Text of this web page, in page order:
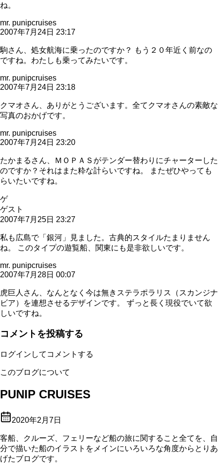
ね。
mr. punipcruises
2007年7月24日 23:17
駒さん、処女航海に乗ったのですか？ もう２０年近く前なの
ですね。わたしも乗ってみたいです。
mr. punipcruises
2007年7月24日 23:18
クマオさん、ありがとうございます。全てクマオさんの素敵な
写真のおかげです。
mr. punipcruises
2007年7月24日 23:20
たかまるさん、ＭＯＰＡＳがテンダー替わりにチャーターした
のですか？それはまた粋な計らいですね。 またぜひやっても
らいたいですね。
ゲ
ゲスト
2007年7月25日 23:27
私も広島で「銀河」見ました。古典的スタイルたまりません
ね。 このタイプの遊覧船、関東にも是非欲しいです。
mr. punipcruises
2007年7月28日 00:07
虎巨人さん、なんとなく今は無きステラポラリス（スカンジナ
ビア）を連想させるデザインです。 ずっと長く現役でいて欲
しいですね。
コメントを投稿する
ログインしてコメントする
このブログについて
PUNIP CRUISES
2020年2月7日
客船、クルーズ、フェリーなど船の旅に関すること全てを、自
分で描いた船のイラストをメインにいろいろな角度からとりあ
げたブログです。